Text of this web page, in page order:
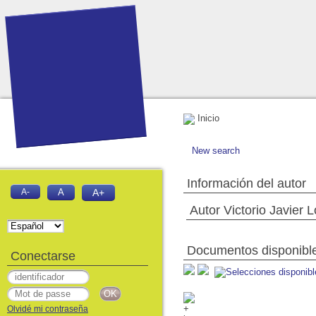
Inicio
New search
Información del autor
Autor Victorio Javier
Documentos
A- A A+
Conectarse
Olvidé mi contraseña